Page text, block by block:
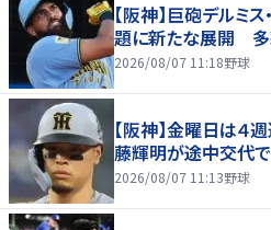
【阪神】巨砲デルミ
題に新たな展開 多
2026/08/07 11:18野球
【阪神】金曜日は
藤輝明が途中交代
2026/08/07 11:13野球